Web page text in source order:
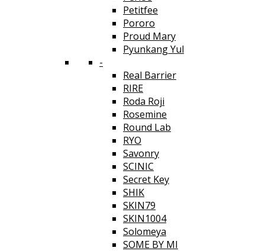
Petitfee
Pororo
Proud Mary
Pyunkang Yul
-
Real Barrier
RIRE
Roda Roji
Rosemine
Round Lab
RYO
Savonry
SCINIC
Secret Key
SHIK
SKIN79
SKIN1004
Solomeya
SOME BY MI